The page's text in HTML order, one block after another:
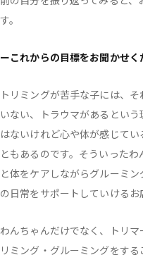
す。
ーこれからの目標をお聞かせく
トリミングが苦手な子には、
いない、トラウマがあるとい
はないけれど心や体が感じて
ともあるのです。そういった
と体をケアしながらグルーミ
の日常をサポートしていけるお
わんちゃんだけでなく、トリ
リミング・グルーミングをする